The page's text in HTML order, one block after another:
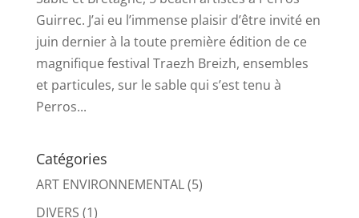
Guirrec. J’ai eu l’immense plaisir d’être invité en
juin dernier à la toute première édition de ce
magnifique festival Traezh Breizh, ensembles
et particules, sur le sable qui s’est tenu à
Perros...
Catégories
ART ENVIRONNEMENTAL(5)
DIVERS (1)